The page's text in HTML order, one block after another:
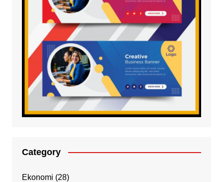
Category
Ekonomi (28)